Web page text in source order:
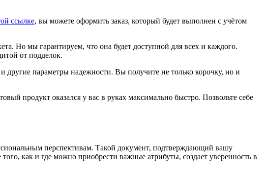
ссылке, вы можете оформить заказ, который будет выполнен с учётом
Но мы гарантируем, что она будет доступной для всех и каждого.
от подделок.
параметры надежности. Вы получите не только корочку, но и
продукт оказался у вас в руках максимально быстро. Позвольте себе
перспективам. Такой документ, подтверждающий вашу
как и где можно приобрести важные атрибуты, создает уверенность в